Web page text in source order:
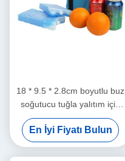
18 * 9.5 * 2.8cm boyutlu buz
soğutucu tuğla yalıtım için
soğutucu kutular donmuş
gıdalar için çeşitli renklerde
En İyi Fiyatı Bulun